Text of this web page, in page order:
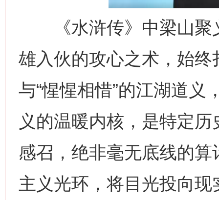
《水浒传》中梁山聚
雄入伙的攻心之术，始终
与“惺惺相惜”的江湖道义
义的温暖内核，是特定
感召，绝非毫无底线的
主义光环，将目光投向